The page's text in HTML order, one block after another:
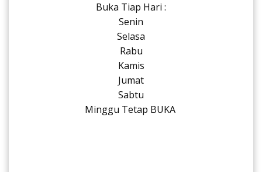
Buka Tiap Hari :
Senin
Selasa
Rabu
Kamis
Jumat
Sabtu
Minggu Tetap BUKA